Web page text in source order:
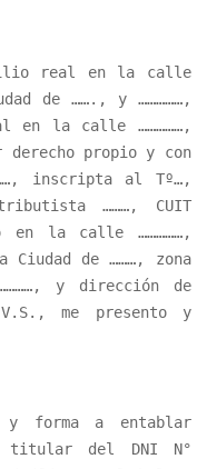
real en la calle
de ……., y ……………,
en la calle ……………,
propio y con
inscripta al Tº…,
………, CUIT
en la calle ……………,
Ciudad de ………, zona
y dirección de
me presento y
y forma a entablar
titular del DNI N°